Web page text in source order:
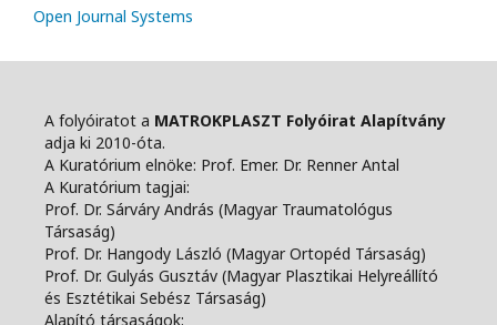
Open Journal Systems
A folyóiratot a MATROKPLASZT Folyóirat Alapítvány
adja ki 2010-óta.
A Kuratórium elnöke: Prof. Emer. Dr. Renner Antal
A Kuratórium tagjai:
Prof. Dr. Sárváry András (Magyar Traumatológus
Társaság)
Prof. Dr. Hangody László (Magyar Ortopéd Társaság)
Prof. Dr. Gulyás Gusztáv (Magyar Plasztikai Helyreállító
és Esztétikai Sebész Társaság)
Alapító társaságok: